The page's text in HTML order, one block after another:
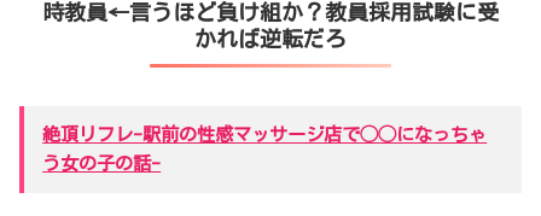
時教員←言うほど負け組か？教員採用試験に受
かれば逆転だろ
絶頂リフレ-駅前の性感マッサージ店で◯◯になっちゃ
う女の子の話-